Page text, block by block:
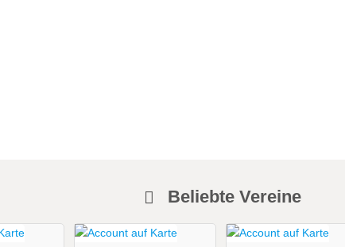
Beliebte Vereine